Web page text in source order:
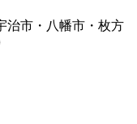
治市・八幡市・枚方